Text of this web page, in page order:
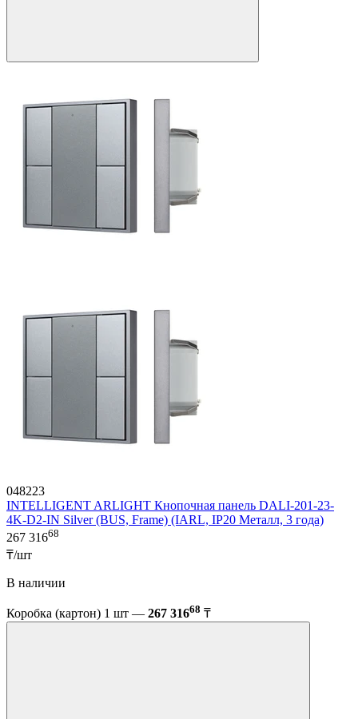
048223
INTELLIGENT ARLIGHT Кнопочная панель DALI-201-23-
4K-D2-IN Silver (BUS, Frame) (IARL, IP20 Металл, 3 года)
267 31668
₸/шт
В наличии
Коробка (картон) 1 шт — 267 31668 ₸